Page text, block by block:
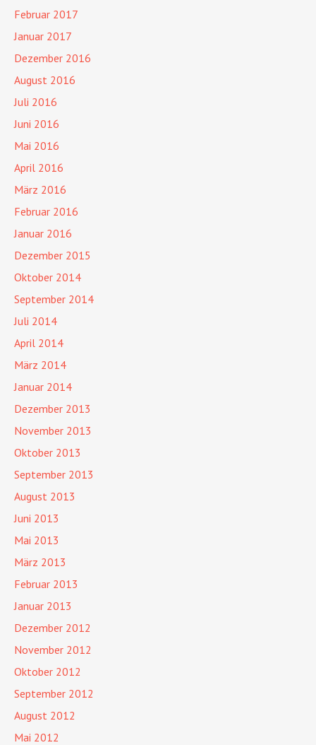
Februar 2017
Januar 2017
Dezember 2016
August 2016
Juli 2016
Juni 2016
Mai 2016
April 2016
März 2016
Februar 2016
Januar 2016
Dezember 2015
Oktober 2014
September 2014
Juli 2014
April 2014
März 2014
Januar 2014
Dezember 2013
November 2013
Oktober 2013
September 2013
August 2013
Juni 2013
Mai 2013
März 2013
Februar 2013
Januar 2013
Dezember 2012
November 2012
Oktober 2012
September 2012
August 2012
Mai 2012